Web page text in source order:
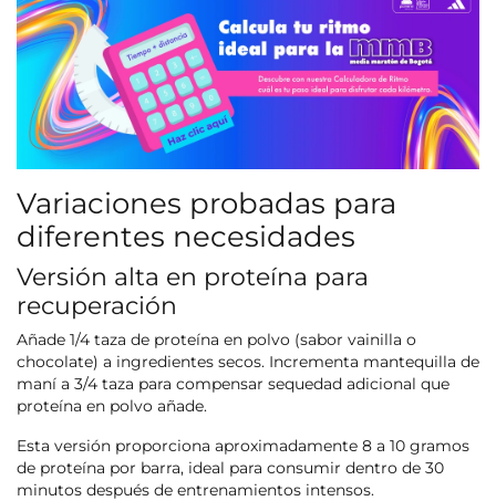
Variaciones probadas para
diferentes necesidades
Versión alta en proteína para
recuperación
Añade 1/4 taza de proteína en polvo (sabor vainilla o
chocolate) a ingredientes secos. Incrementa mantequilla de
maní a 3/4 taza para compensar sequedad adicional que
proteína en polvo añade.
Esta versión proporciona aproximadamente 8 a 10 gramos
de proteína por barra, ideal para consumir dentro de 30
minutos después de entrenamientos intensos.